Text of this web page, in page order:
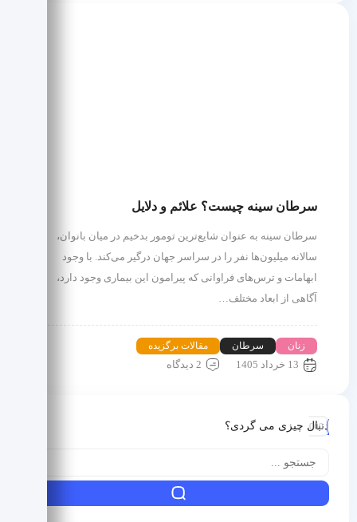
سرطان سینه چیست؟ علائم و دلایل
سرطان سینه به عنوان شایع‌ترین تومور بدخیم در میان بانوان،
سالانه میلیون‌ها نفر را در سراسر جهان درگیر می‌کند. با وجود
ابهامات و ترس‌های فراوانی که پیرامون این بیماری وجود دارد،
آگاهی از ابعاد مختلف…
زنان سرطان مقالات برگزیده
13 خرداد 1405 2 دیدگاه
دنبال چیزی می گردی؟